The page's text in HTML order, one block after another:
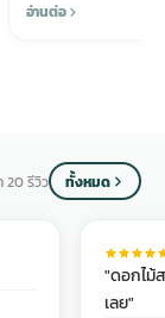
อ่านต่อ
20 รีวิว ทั้งหมด
"ดอกไม้
เลย"